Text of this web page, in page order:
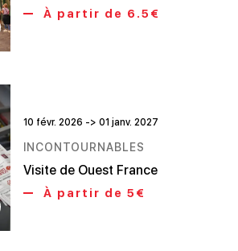
À partir de 6.5€
10 févr. 2026 -> 01 janv. 2027
INCONTOURNABLES
Visite de Ouest France
À partir de 5€